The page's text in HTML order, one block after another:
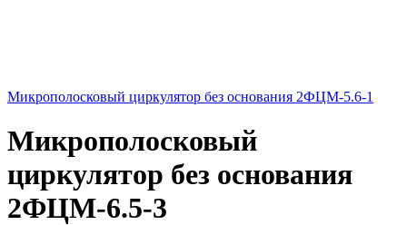
Микрополосковый циркулятор без основания 2ФЦМ-5.6-1
Микрополосковый
циркулятор без основания
2ФЦМ-6.5-3